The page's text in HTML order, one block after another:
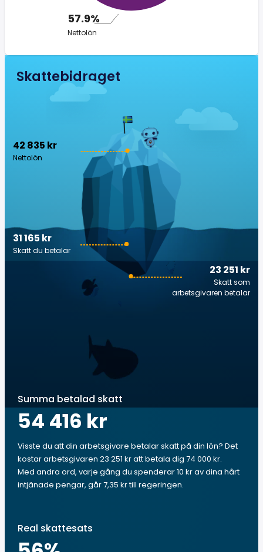
57.9%
Nettolön
Skattebidraget
42 835 kr
Nettolön
23 251 kr
Skatt som
arbetsgivaren betalar
31 165 kr
Skatt du betalar
Summa betalad skatt
54 416 kr
Visste du att din arbetsgivare betalar skatt på din lön? Det
kostar arbetsgivaren 23 251 kr att betala dig 74 000 kr.
Med andra ord, varje gång du spenderar 10 kr av dina hårt
intjänade pengar, går 7,35 kr till regeringen.
Real skattesats